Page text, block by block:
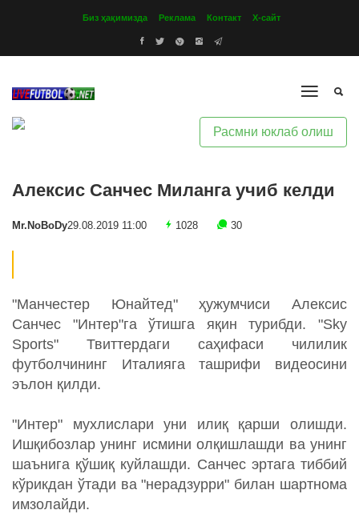
Биз ҳақимизда Реклама Контакт Х-сайт
Расмни юклаб олиш
Алексис Санчес Миланга учиб келди
Mr.NoBoDy29.08.2019 11:00 1028 30
"Манчестер Юнайтед" ҳужумчиси Алексис
Санчес "Интер"га ўтишга яқин турибди. "Sky
Sports" Твиттердаги саҳифаси чилилик
футболчининг Италияга ташрифи видеосини
эълон қилди.
"Интер" мухлислари уни илиқ қарши олишди.
Ишқибозлар унинг исмини олқишлашди ва унинг
шаънига қўшиқ куйлашди. Санчес эртага тиббий
кўрикдан ўтади ва "нерадзурри" билан шартнома
имзолайди.